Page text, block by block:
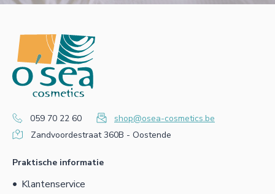
059 70 22 60
shop@osea-cosmetics.be
Zandvoordestraat 360B - Oostende
Praktische informatie
Klantenservice